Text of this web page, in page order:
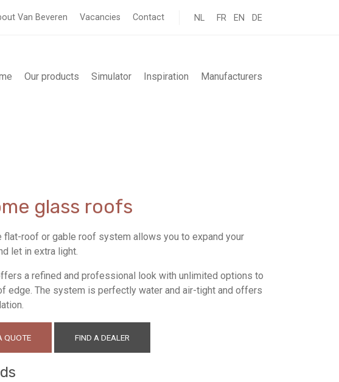
Van Beveren Vacancies Contact NL FR EN DE
Our products Simulator Inspiration Manufacturers
glass roofs
flat-roof or gable roof system allows you to expand your
let in extra light.
a refined and professional look with unlimited options to
edge. The system is perfectly water and air-tight and offers
QUOTE FIND A DEALER